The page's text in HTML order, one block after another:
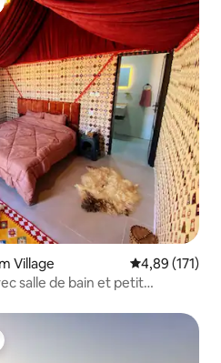
Village Évaluation
4,89 (171)
salle de bain et petit